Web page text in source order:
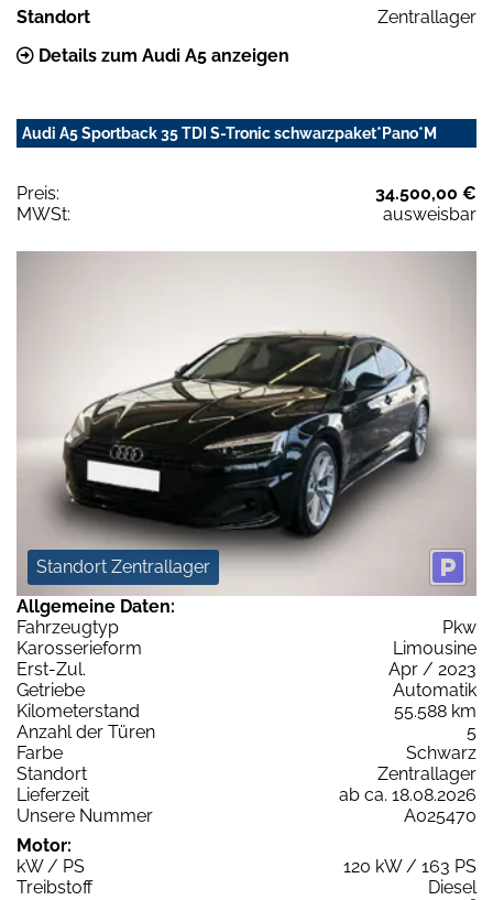
Standort
Zentrallager
Details zum Audi A5 anzeigen
Audi A5 Sportback 35 TDI S-Tronic schwarzpaket*Pano*M
Preis:
34.500,00 €
MWSt:
ausweisbar
Standort Zentrallager
Allgemeine Daten:
Fahrzeugtyp
Pkw
Karosserieform
Limousine
Erst-Zul.
Apr / 2023
Getriebe
Automatik
Kilometerstand
55.588 km
Anzahl der Türen
5
Farbe
Schwarz
Standort
Zentrallager
Lieferzeit
ab ca. 18.08.2026
Unsere Nummer
A025470
Motor:
kW / PS
120 kW / 163 PS
Treibstoff
Diesel